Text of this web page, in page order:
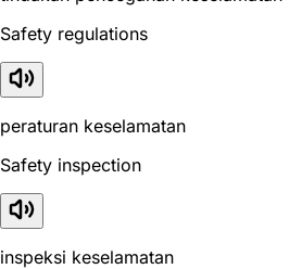
Safety regulations
peraturan keselamatan
Safety inspection
inspeksi keselamatan